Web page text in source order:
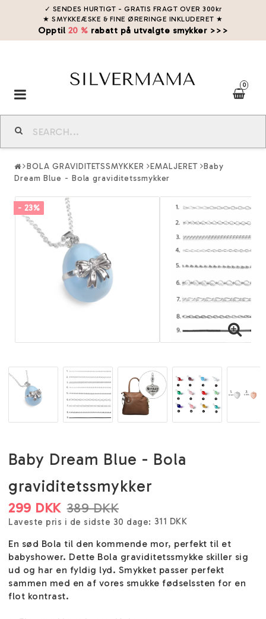
✓ SENDES HURTIGT - GRATIS FRAGT OVER 300kr
★ SMYKKEÆSKE & FINE ØRERINGE INKLUDERET ★
Opptil 20 % rabatt på utvalgte smykker >>>
0
Toggle
navigation
BOLA GRAVIDITETSSMYKKER EMALJERET
Baby
Dream Blue - Bola graviditetssmykker
- 23%
Baby Dream Blue - Bola
graviditetssmykker
389 DKK
299 DKK
Laveste pris i de sidste 30 dage 311 DKK
En sød Bola til den kommende mor, perfekt til et
babyshower. Dette Bola graviditetssmykke skiller sig
ud og har en fyldig lyd. Smykket passer perfekt
sammen med en af vores smukke fødselssten for en
flot kontrast.